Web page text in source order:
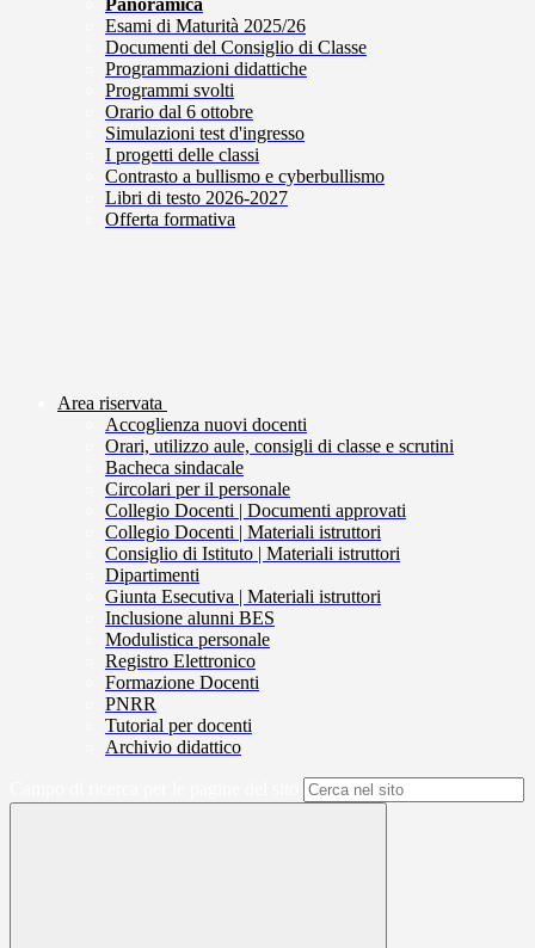
Panoramica
Esami di Maturità 2025/26
Documenti del Consiglio di Classe
Programmazioni didattiche
Programmi svolti
Orario dal 6 ottobre
Simulazioni test d'ingresso
I progetti delle classi
Contrasto a bullismo e cyberbullismo
Libri di testo 2026-2027
Offerta formativa
Area riservata
Accoglienza nuovi docenti
Orari, utilizzo aule, consigli di classe e scrutini
Bacheca sindacale
Circolari per il personale
Collegio Docenti | Documenti approvati
Collegio Docenti | Materiali istruttori
Consiglio di Istituto | Materiali istruttori
Dipartimenti
Giunta Esecutiva | Materiali istruttori
Inclusione alunni BES
Modulistica personale
Registro Elettronico
Formazione Docenti
PNRR
Tutorial per docenti
Archivio didattico